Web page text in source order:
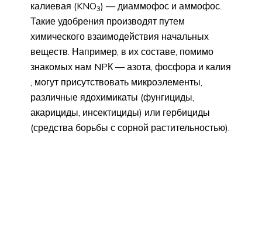
калиевая (KNO3) — диаммофос и аммофос.
Такие удобрения производят путем
химического взаимодействия начальных
веществ. Например, в их составе, помимо
знакомых нам NPК — азота, фосфора и калия
, могут присутствовать микроэлементы,
различные ядохимикаты (фунгициды,
акарициды, инсектициды) или гербициды
(средства борьбы с сорной растительностью).